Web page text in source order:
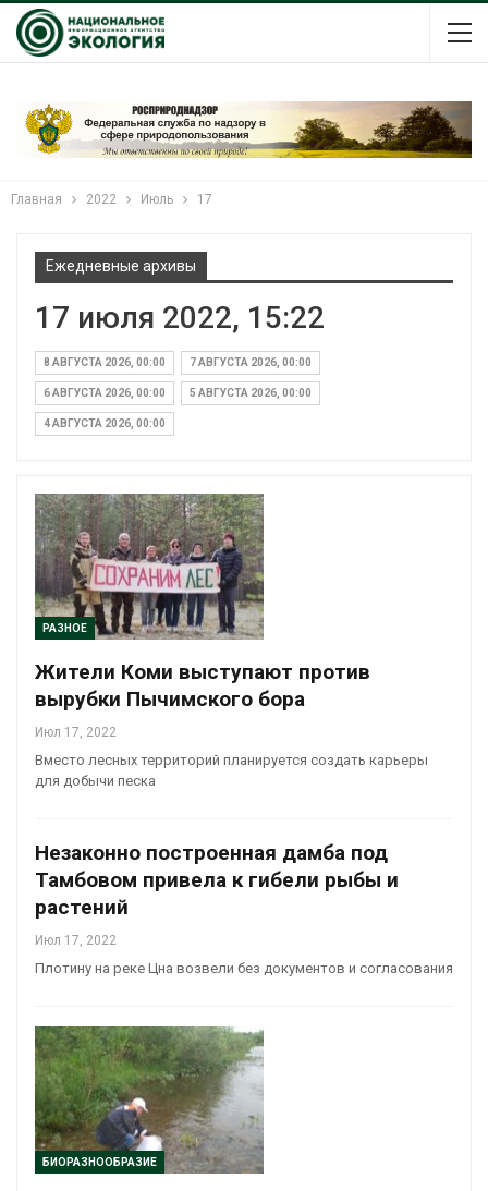
Главная 2022 Июль 17
Ежедневные архивы
17 июля 2022, 15:22
8 АВГУСТА 2026, 00:00 7 АВГУСТА 2026, 00:00
6 АВГУСТА 2026, 00:00 5 АВГУСТА 2026, 00:00
4 АВГУСТА 2026, 00:00
РАЗНОЕ
Жители Коми выступают против
вырубки Пычимского бора
Июл 17, 2022
Вместо лесных территорий планируется создать карьеры
для добычи песка
Незаконно построенная дамба под
Тамбовом привела к гибели рыбы и
растений
Июл 17, 2022
Плотину на реке Цна возвели без документов и согласования
БИОРАЗНООБРАЗИЕ